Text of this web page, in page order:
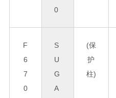
0
F
6
7
0
S
U
G
A
(保
护
柱)